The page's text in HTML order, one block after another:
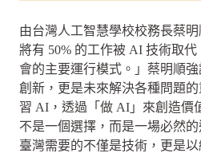
由台灣人工智慧學校校務長蔡
將有 50% 的工作被 AI 技術取
會的主要運行模式。」蔡明順
創新，更是未來解決各種問題
習 AI，透過「做 AI」來創造價
不是一個選擇，而是一場必然
臺灣需要的不僅是技術，更是